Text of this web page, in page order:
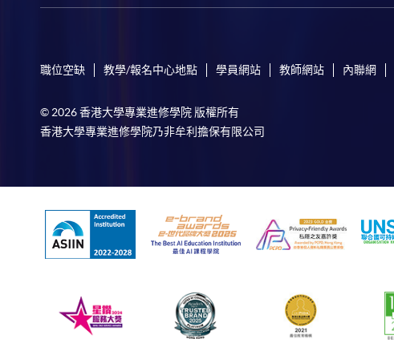
職位空缺 教學/報名中心地點 學員網站 教師網站 內聯網
© 2026 香港大學專業進修學院 版權所有
香港大學專業進修學院乃非牟利擔保有限公司